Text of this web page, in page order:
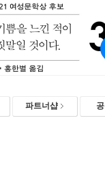
파트너샵